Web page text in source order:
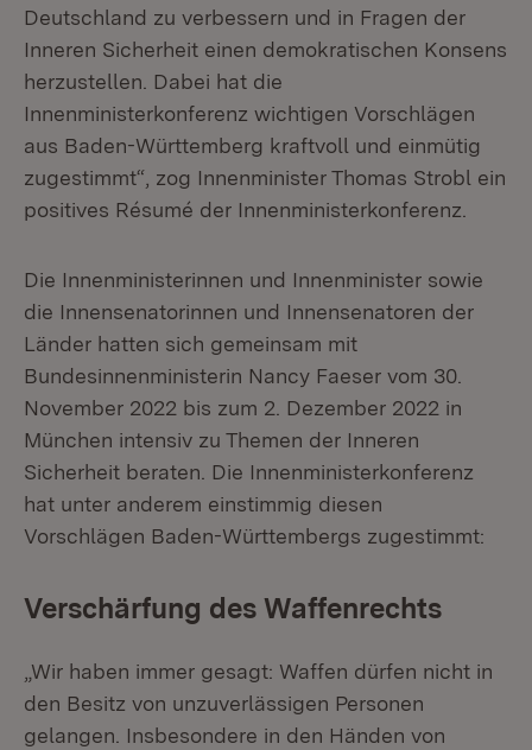
Deutschland zu verbessern und in Fragen der
Inneren Sicherheit einen demokratischen Konsens
herzustellen. Dabei hat die
Innenministerkonferenz wichtigen Vorschlägen
aus Baden-Württemberg kraftvoll und einmütig
zugestimmt“, zog Innenminister Thomas Strobl ein
positives Résumé der Innenministerkonferenz.
Die Innenministerinnen und Innenminister sowie
die Innensenatorinnen und Innensenatoren der
Länder hatten sich gemeinsam mit
Bundesinnenministerin Nancy Faeser vom 30.
November 2022 bis zum 2. Dezember 2022 in
München intensiv zu Themen der Inneren
Sicherheit beraten. Die Innenministerkonferenz
hat unter anderem einstimmig diesen
Vorschlägen Baden-Württembergs zugestimmt:
Verschärfung des Waffenrechts
„Wir haben immer gesagt: Waffen dürfen nicht in
den Besitz von unzuverlässigen Personen
gelangen. Insbesondere in den Händen von